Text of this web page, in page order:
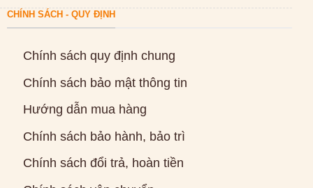
CHÍNH SÁCH - QUY ĐỊNH
Chính sách quy định chung
Chính sách bảo mật thông tin
Hướng dẫn mua hàng
Chính sách bảo hành, bảo trì
Chính sách đổi trả, hoàn tiền